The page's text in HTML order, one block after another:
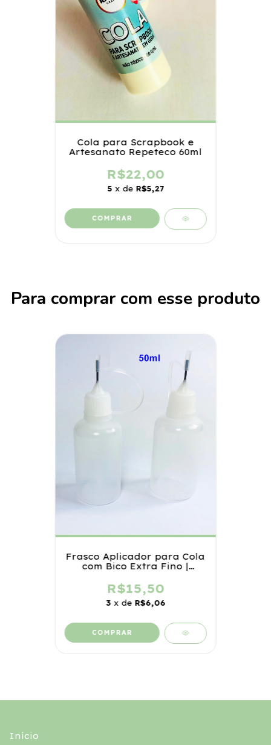
Cola para Scrapbook e
Artesanato Repeteco 60ml
R$22,00
5 x de R$5,27
Para comprar com esse produto
Frasco Aplicador para Cola
com Bico Extra Fino |
R$15,50
3 x de R$6,06
COMPRAR
Início